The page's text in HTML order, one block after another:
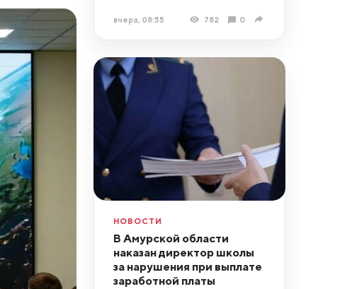
вчера, 08:55 782 0
НОВОСТИ
В Амурской области
наказан директор школы
за нарушения при выплате
заработной платы